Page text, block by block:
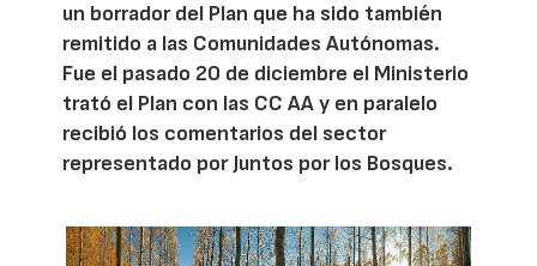
un borrador del Plan que ha sido también
remitido a las Comunidades Autónomas.
Fue el pasado 20 de diciembre el Ministerio
trató el Plan con las CC AA y en paralelo
recibió los comentarios del sector
representado por Juntos por los Bosques.